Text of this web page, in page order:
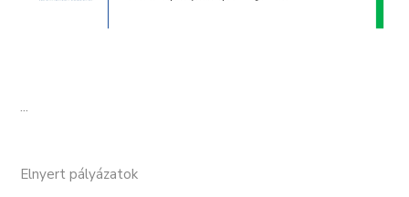
...
Elnyert pályázatok